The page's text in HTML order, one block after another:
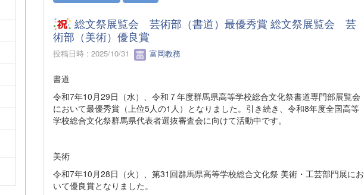
総文祭展覧会 芸術部（書道）最優秀賞 総文祭展覧会 芸
術部（美術）優良賞
投稿日時 : 2025/10/31 富岡教務
書道
令和7年10月29日（水）、令和７年度群馬県高等学校総合文化祭書道専門部展覧会
において最優秀賞（上位5人の1人）となりました。引き続き、令和8年度全国高等
学校総合文化祭群馬県代表者選抜審査会に向けて活動中です。
美術
令和7年10月28日（火）、第31回群馬県高等学校総合文化祭 美術・工芸部門展にお
いて優良賞となりました。